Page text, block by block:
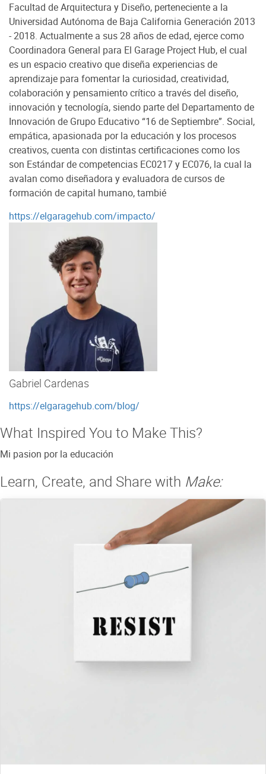
Facultad de Arquitectura y Diseño, perteneciente a la
Universidad Autónoma de Baja California Generación 2013
- 2018. Actualmente a sus 28 años de edad, ejerce como
Coordinadora General para El Garage Project Hub, el cual
es un espacio creativo que diseña experiencias de
aprendizaje para fomentar la curiosidad, creatividad,
colaboración y pensamiento crítico a través del diseño,
innovación y tecnología, siendo parte del Departamento de
Innovación de Grupo Educativo “16 de Septiembre”. Social,
empática, apasionada por la educación y los procesos
creativos, cuenta con distintas certificaciones como los
son Estándar de competencias EC0217 y EC076, la cual la
avalan como diseñadora y evaluadora de cursos de
formación de capital humano, tambié
https://elgaragehub.com/impacto/
Gabriel Cardenas
https://elgaragehub.com/blog/
What Inspired You to Make This?
Mi pasion por la educación
Learn, Create, and Share with Make: